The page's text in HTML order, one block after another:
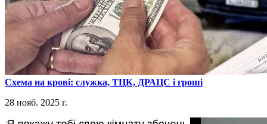
​Схема на крові: служка, ТЦК, ДРАЦС і гроші
28 нояб. 2025 г.